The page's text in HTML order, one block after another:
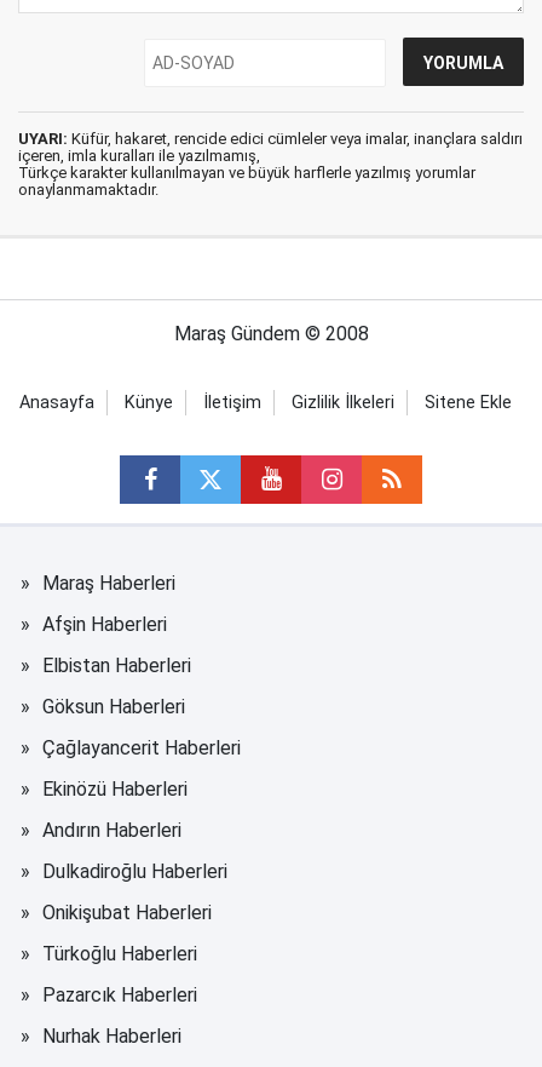
UYARI: Küfür, hakaret, rencide edici cümleler veya imalar, inançlara saldırı
içeren, imla kuralları ile yazılmamış,
Türkçe karakter kullanılmayan ve büyük harflerle yazılmış yorumlar
onaylanmamaktadır.
Maraş Gündem © 2008
Anasayfa Künye İletişim Gizlilik İlkeleri Sitene Ekle
Maraş Haberleri
Afşin Haberleri
Elbistan Haberleri
Göksun Haberleri
Çağlayancerit Haberleri
Ekinözü Haberleri
Andırın Haberleri
Dulkadiroğlu Haberleri
Onikişubat Haberleri
Türkoğlu Haberleri
Pazarcık Haberleri
Nurhak Haberleri